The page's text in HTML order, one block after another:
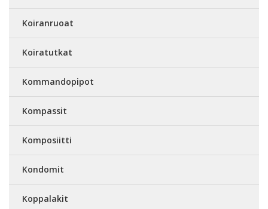
Koiranruoat
Koiratutkat
Kommandopipot
Kompassit
Komposiitti
Kondomit
Koppalakit